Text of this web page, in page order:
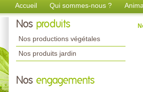
Accueil Qui sommes-nous ?
Nos produits
Nos productions végétales
Nos produits jardin
Nos engagements